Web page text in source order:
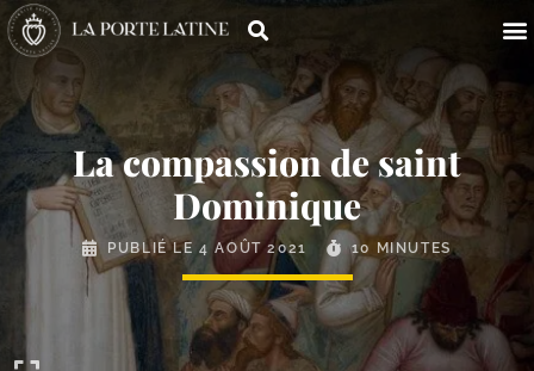
La compassion de saint
Dominique
PUBLIÉ LE4 AOÛT 2021 10 MINUTES